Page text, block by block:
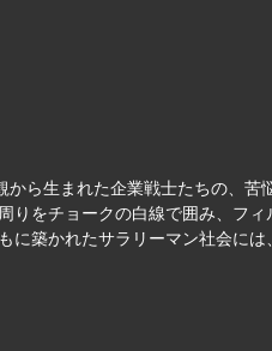
から生まれた企業戦士たちの、苦
をチョークの白線で囲み、フ
築かれたサラリーマン社会に